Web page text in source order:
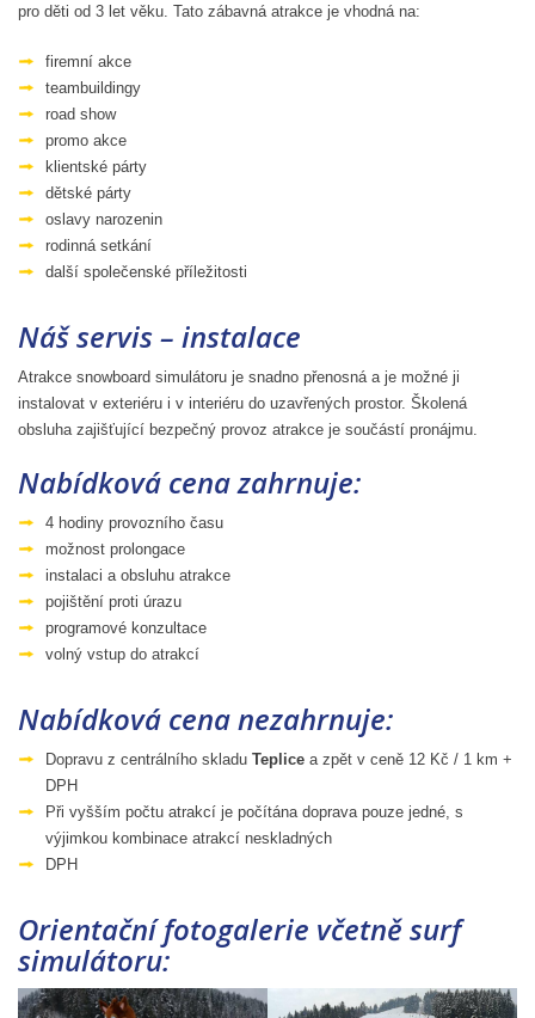
pro děti od 3 let věku. Tato zábavná atrakce je vhodná na:
firemní akce
teambuildingy
road show
promo akce
klientské párty
dětské párty
oslavy narozenin
rodinná setkání
další společenské příležitosti
Náš servis – instalace
Atrakce snowboard simulátoru je snadno přenosná a je možné ji
instalovat v exteriéru i v interiéru do uzavřených prostor. Školená
obsluha zajišťující bezpečný provoz atrakce je součástí pronájmu.
Nabídková cena zahrnuje:
4 hodiny provozního času
možnost prolongace
instalaci a obsluhu atrakce
pojištění proti úrazu
programové konzultace
volný vstup do atrakcí
Nabídková cena nezahrnuje:
Dopravu z centrálního skladu Teplice a zpět v ceně 12 Kč / 1 km +
DPH
Při vyšším počtu atrakcí je počítána doprava pouze jedné, s
výjimkou kombinace atrakcí neskladných
DPH
Orientační fotogalerie včetně surf
simulátoru: